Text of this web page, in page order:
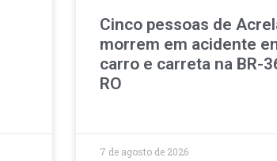
Cinco pessoas de
morrem em acidente
carro e carreta na BR-
RO
7 de agosto de 2026